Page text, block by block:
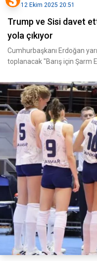
12 Ekim 2025 20:51
Trump ve Sisi davet
yola çıkıyor
Cumhurbaşkanı Erdoğan
toplanacak "Barış için Şarm